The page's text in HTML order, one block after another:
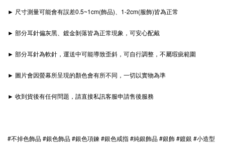
► 尺寸測量可能會有誤差0.5~1cm(飾品)、1-2cm(服飾)皆為正常
► 部分耳針偏灰黑、鍍金剝落皆為正常現象，可安心配戴
► 部分耳針為軟針，運送中可能導致歪斜，可自行調整，不屬瑕疵範圍
► 圖片會因螢幕所呈現的顏色會有所不同，一切以實物為準
► 收到貨後有任何問題，請直接私訊客服申請售後服務
#不掉色飾品 #銀色飾品 #銀色項鍊 #銀色戒指 #純銀飾品 #銀飾 #鍍銀 #小造型